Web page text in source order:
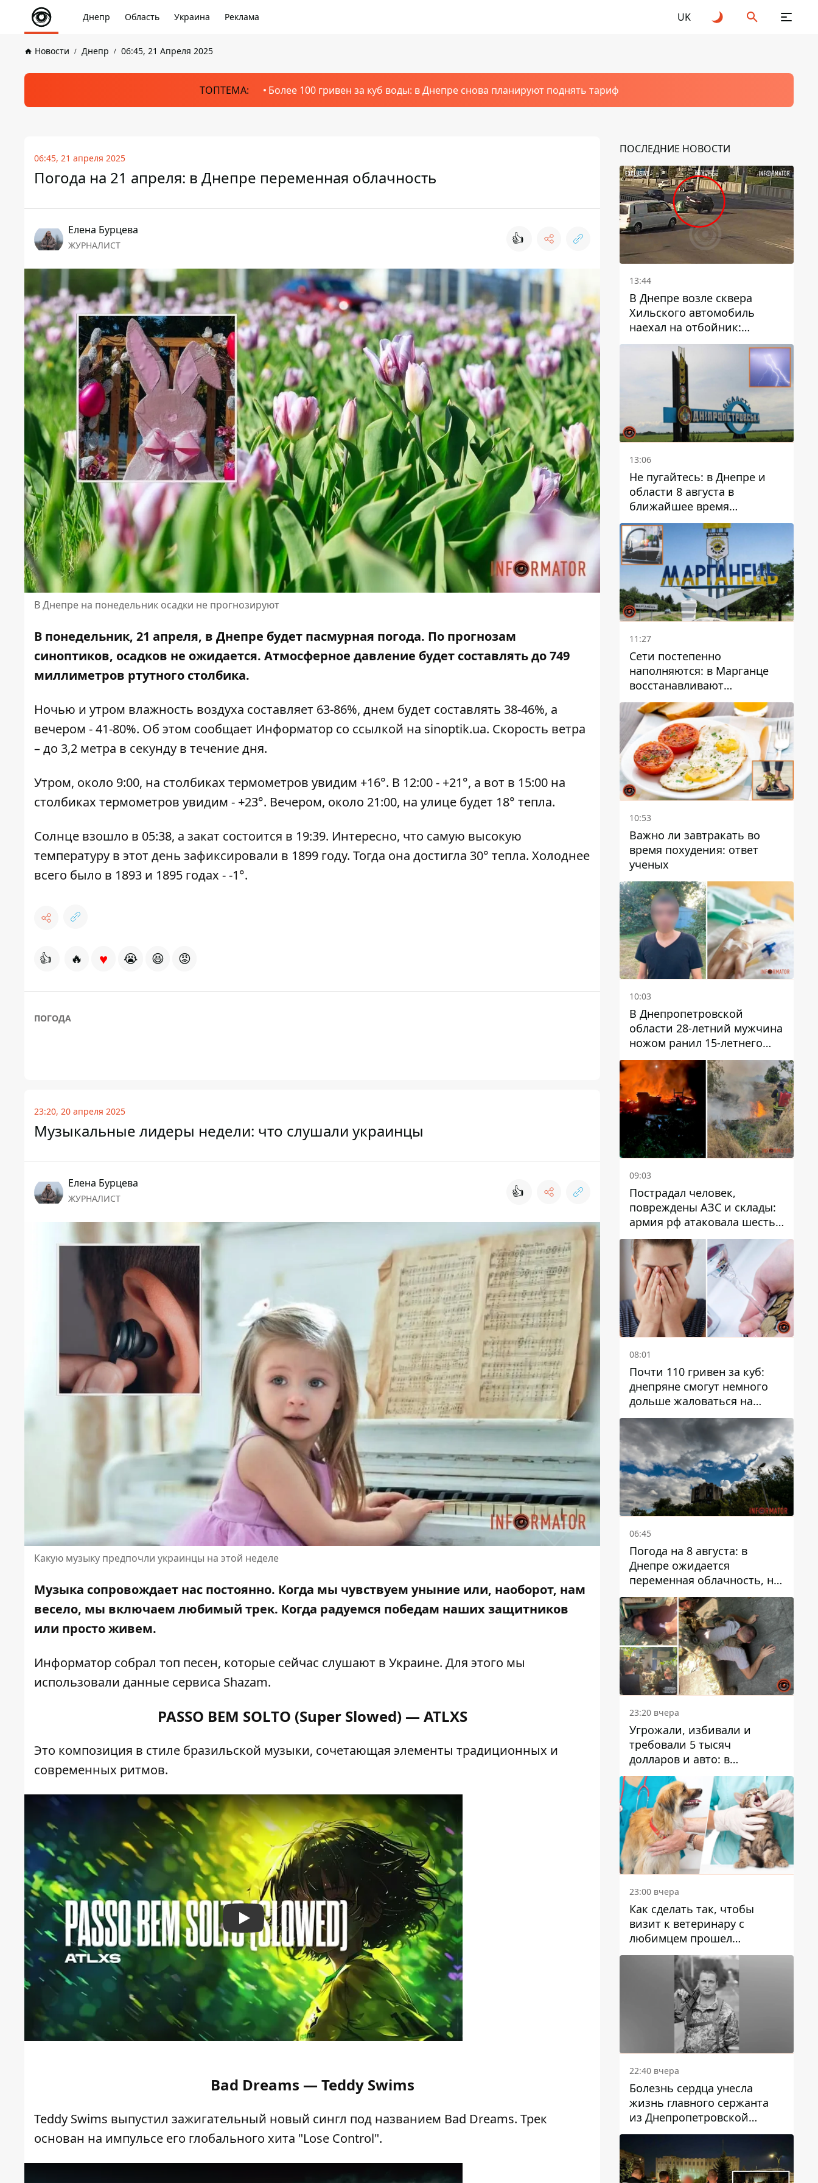
Днепр Область Украина Реклама UK
Новости Днепр 06:45, 21 Апреля 2025
ТОПТЕМА: Более 100 гривен за куб воды: в Днепре снова планируют поднять тариф
06:45, 21 апреля 2025
Погода на 21 апреля: в Днепре переменная облачность
Елена Бурцева
ЖУРНАЛИСТ 👍
В Днепре на понедельник осадки не прогнозируют
В понедельник, 21 апреля, в Днепре будет пасмурная погода. По прогнозам
синоптиков, осадков не ожидается. Атмосферное давление будет составлять до 749
миллиметров ртутного столбика.
Ночью и утром влажность воздуха составляет 63-86%, днем ​​будет составлять 38-46%, а
вечером - 41-80%. Об этом сообщает Информатор со ссылкой на sinoptik.ua. Скорость ветра
– до 3,2 метра в секунду в течение дня.
Утром, около 9:00, на столбиках термометров увидим +16°. В 12:00 - +21°, а вот в 15:00 на
столбиках термометров увидим - +23°. Вечером, около 21:00, на улице будет 18° тепла.
Солнце взошло в 05:38, а закат состоится в 19:39. Интересно, что самую высокую
температуру в этот день зафиксировали в 1899 году. Тогда она достигла 30° тепла. Холоднее
всего было в 1893 и 1895 годах - -1°.
👍 🔥 ♥ 😭 😆 😡
ПОГОДА
23:20, 20 апреля 2025
Музыкальные лидеры недели: что слушали украинцы
Елена Бурцева
ЖУРНАЛИСТ 👍
Какую музыку предпочли украинцы на этой неделе
Музыка сопровождает нас постоянно. Когда мы чувствуем уныние или, наоборот, нам
весело, мы включаем любимый трек. Когда радуемся победам наших защитников
или просто живем.
Информатор собрал топ песен, которые сейчас слушают в Украине. Для этого мы
использовали данные сервиса Shazam.
PASSO BEM SOLTO (Super Slowed) — ATLXS
Это композиция в стиле бразильской музыки, сочетающая элементы традиционных и
современных ритмов.
Play
Bad Dreams — Teddy Swims
Teddy Swims выпустил зажигательный новый сингл под названием Bad Dreams. Трек
основан на импульсе его глобального хита "Lose Control".
ПОСЛЕДНИЕ НОВОСТИ
13:44
В Днепре возле сквера
Хильского автомобиль
наехал на отбойник:
момент происшествия
13:06
Не пугайтесь: в Днепре и
области 8 августа в
ближайшее время
ожидается гроза
11:27
Сети постепенно
наполняются: в Марганце
восстанавливают
водоснабжение
10:53
Важно ли завтракать во
время похудения: ответ
ученых
10:03
В Днепропетровской
области 28-летний мужчина
ножом ранил 15-летнего
парня
09:03
Пострадал человек,
повреждены АЗС и склады:
армия рф атаковала шесть
районов Днепропетровской
области
08:01
Почти 110 гривен за куб:
днепряне смогут немного
дольше жаловаться на
запланированные тарифы
на воду на 2027 год
06:45
Погода на 8 августа: в
Днепре ожидается
переменная облачность, но
может пойти дождь
23:20 вчера
Угрожали, избивали и
требовали 5 тысяч
долларов и авто: в
Павлограде задержали двух
мужчин
23:00 вчера
Как сделать так, чтобы
визит к ветеринару с
любимцем прошел
спокойно: простые советы
22:40 вчера
Болезнь сердца унесла
жизнь главного сержанта
из Днепропетровской
области Юрия Свистуна